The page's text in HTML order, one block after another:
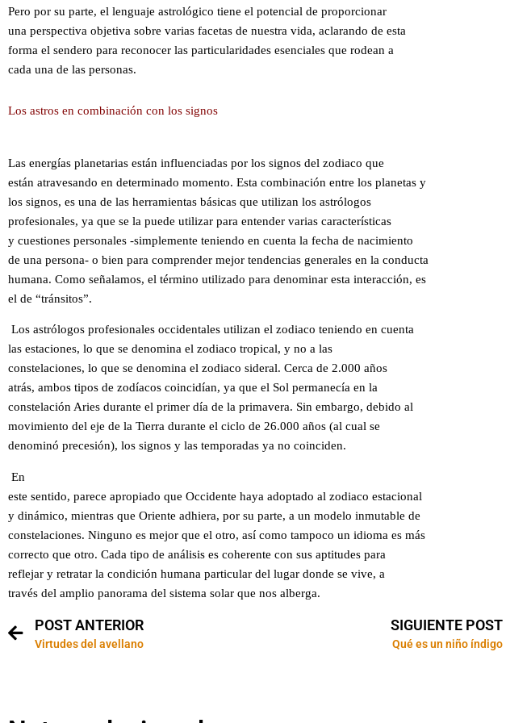
Pero por su parte, el lenguaje astrológico tiene el potencial de proporcionar
una perspectiva objetiva sobre varias facetas de nuestra vida, aclarando de esta
forma el sendero para reconocer las particularidades esenciales que rodean a
cada una de las personas.
Los astros en combinación con los signos
Las energías planetarias están influenciadas por los signos del zodiaco que
están atravesando en determinado momento. Esta combinación entre los planetas y
los signos, es una de las herramientas básicas que utilizan los astrólogos
profesionales, ya que se la puede utilizar para entender varias características
y cuestiones personales -simplemente teniendo en cuenta la fecha de nacimiento
de una persona- o bien para comprender mejor tendencias generales en la conducta
humana. Como señalamos, el término utilizado para denominar esta interacción, es
el de “tránsitos”.
Los astrólogos profesionales occidentales utilizan el zodiaco teniendo en cuenta
las estaciones, lo que se denomina el zodiaco tropical, y no a las
constelaciones, lo que se denomina el zodiaco sideral. Cerca de 2.000 años
atrás, ambos tipos de zodíacos coincidían, ya que el Sol permanecía en la
constelación Aries durante el primer día de la primavera. Sin embargo, debido al
movimiento del eje de la Tierra durante el ciclo de 26.000 años (al cual se
denominó precesión), los signos y las temporadas ya no coinciden.
En
este sentido, parece apropiado que Occidente haya adoptado al zodiaco estacional
y dinámico, mientras que Oriente adhiera, por su parte, a un modelo inmutable de
constelaciones. Ninguno es mejor que el otro, así como tampoco un idioma es más
correcto que otro. Cada tipo de análisis es coherente con sus aptitudes para
reflejar y retratar la condición humana particular del lugar donde se vive, a
través del amplio panorama del sistema solar que nos alberga.
POST ANTERIOR
Virtudes del avellano
SIGUIENTE POST
Qué es un niño índigo